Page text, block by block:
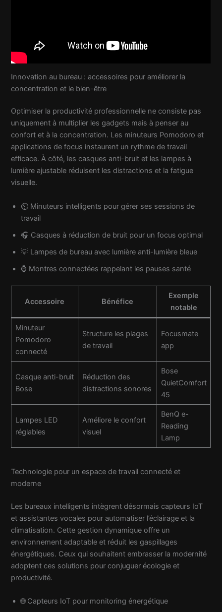
Innovation au bureau : accessoires pour améliorer la
concentration et le bien-être
Optimiser la productivité professionnelle ne consiste pas
uniquement à multiplier les gadgets mais à penser au
confort et à la concentration. Les minuteurs Pomodoro et
applications de focus instaurent un rythme de travail
efficace. À côté, les casques anti-bruit et les lampes à
lumière ajustable réduisent les distractions et la fatigue
visuelle.
⏲️ Minuteurs intelligents pour gérer ses sessions de
travail
🎧 Casques à réduction de bruit pour un focus optimal
💡 Lampes de bureau avec lumière anti-lumière bleue
⌚ Montres connectées rappelant les pauses santé
Accessoire Bénéfice
Exemple
notable
Minuteur
Pomodoro
connecté
Structure les plages
de travail
Focusmate
app
Casque anti-bruit
Bose
Réduction des
distractions sonores
Bose
QuietComfort
45
Lampes LED
réglables
Améliore le confort
visuel
BenQ e-
Reading
Lamp
Technologie pour un espace de travail connecté et
moderne
Les bureaux intelligents intègrent désormais capteurs IoT
et assistantes vocales pour automatiser l’éclairage et la
climatisation. Cette gestion dynamique offre un
environnement adaptable et réduit les gaspillages
énergétiques. Ceux qui souhaitent embrasser la modernité
adoptent ces solutions pour conjuguer écologie et
productivité.
🌐 Capteurs IoT pour monitoring énergétique